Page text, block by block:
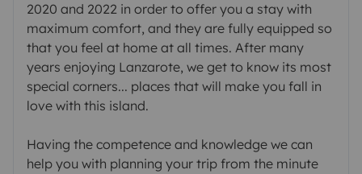
2020 and 2022 in order to offer you a stay with
maximum comfort, and they are fully equipped so
that you feel at home at all times. After many
years enjoying Lanzarote, we get to know its most
special corners... places that will make you fall in
love with this island.
Having the competence and knowledge we can
help you with planning your trip from the minute